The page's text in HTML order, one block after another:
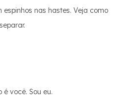
espinhos nas hastes. Veja como
você. Sou eu.